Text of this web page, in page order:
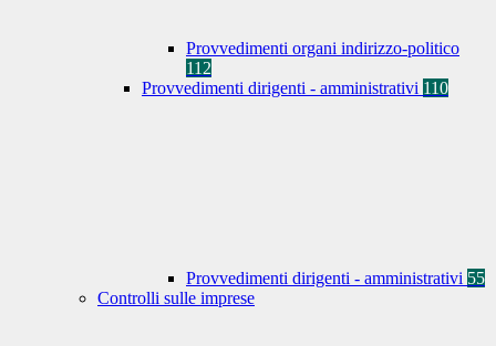
Provvedimenti organi indirizzo-politico
112
Provvedimenti dirigenti - amministrativi 110
Provvedimenti dirigenti - amministrativi 55
Controlli sulle imprese